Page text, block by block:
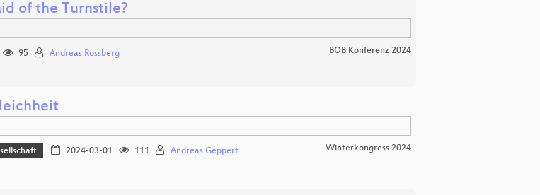
of the Turnstile?
95 Andreas Rossberg BOB Konferenz 2024
2024-03-01 111 Andreas Geppert Winterkongress 2024